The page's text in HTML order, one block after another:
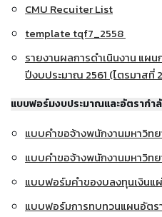
CMU Recuiter List
template tqf7_2558
รายงานผลการดำเนินงาน แผ
ปีงบประมาณ 2561 (ไตรมาสที่
แบบฟอร์มงบประมาณและอัตรากำ
แบบคำขอจ้างพนักงานมหาวิท
แบบคำขอจ้างพนักงานมหาวิท
แบบฟอร์มคำของบลงทุนเงิน
แบบฟอร์มการทบทวนแผนอัตร